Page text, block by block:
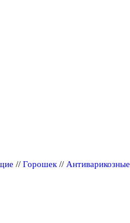
// Горошек // Антиварикозные